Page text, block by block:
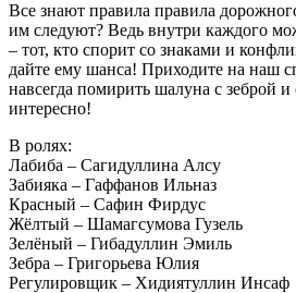
Все знают правила правила
им следуют? Ведь внутри каждого
– тот, кто спорит со знаками и
дайте ему шанса! Приходите на наш
навсегда помирить шалуна с зеброй
интересно!
В ролях:
Лабиба – Сагидуллина Алсу
Забияка – Гаффанов Ильназ
Красный – Сафин Фирдус
Жёлтый – Шамагсумова Гузель
Зелёный – Гибадуллин Эмиль
Зебра – Григорьева Юлия
Регулировщик – Хидиятуллин Инсаф